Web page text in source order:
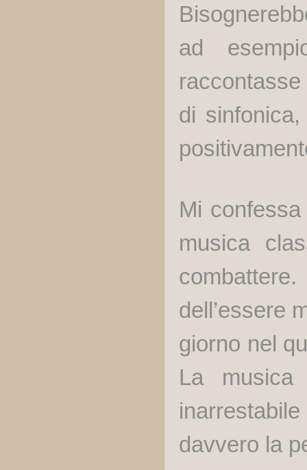
ad
di
Mi
musica
dell’essere
giorno nel
La
davvero la